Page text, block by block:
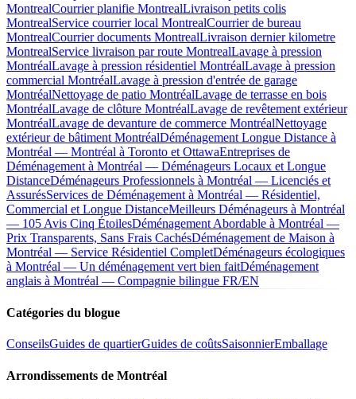
MontrealCourrier planifie MontrealLivraison petits colis
MontrealService courrier local MontrealCourrier de bureau
MontrealCourrier documents MontrealLivraison dernier kilometre
MontrealService livraison par route MontrealLavage à pression
MontréalLavage à pression résidentiel MontréalLavage à pression
commercial MontréalLavage à pression d'entrée de garage
MontréalNettoyage de patio MontréalLavage de terrasse en bois
MontréalLavage de clôture MontréalLavage de revêtement extérieur
MontréalLavage de devanture de commerce MontréalNettoyage
extérieur de bâtiment MontréalDéménagement Longue Distance à
Montréal — Montréal à Toronto et OttawaEntreprises de
Déménagement à Montréal — Déménageurs Locaux et Longue
DistanceDéménageurs Professionnels à Montréal — Licenciés et
AssurésServices de Déménagement à Montréal — Résidentiel,
Commercial et Longue DistanceMeilleurs Déménageurs à Montréal
— 105 Avis Cinq ÉtoilesDéménagement Abordable à Montréal —
Prix Transparents, Sans Frais CachésDéménagement de Maison à
Montréal — Service Résidentiel CompletDéménageurs écologiques
à Montréal — Un déménagement vert bien faitDéménagement
anglais à Montréal — Compagnie bilingue FR/EN
Catégories du blogue
ConseilsGuides de quartierGuides de coûtsSaisonnierEmballage
Arrondissements de Montréal